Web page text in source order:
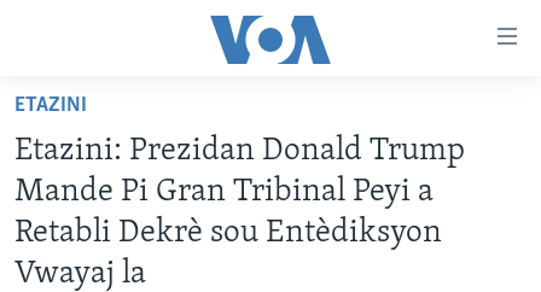
Skip
main
content
Skip
to
main
LÈZETAZINI
AMERIK LATIN
ENTÈNASYONAL
ETAZINI
Etazini: Prezidan Donald Trump
Mande Pi Gran Tribinal Peyi a
Retabli Dekrè sou Entèdiksyon
Vwayaj la